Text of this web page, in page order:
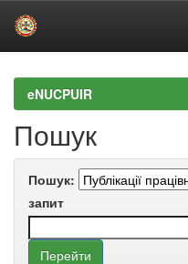
navigationeNUCPUIR
Пошук
Пошук:
запит